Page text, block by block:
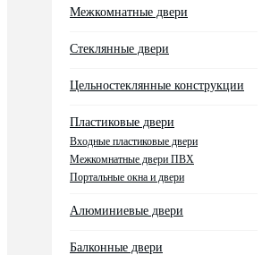
Межкомнатные двери
Стеклянные двери
Цельностеклянные конструкции
Пластиковые двери
Входные пластиковые двери
Межкомнатные двери ПВХ
Портальные окна и двери
Алюминиевые двери
Балконные двери